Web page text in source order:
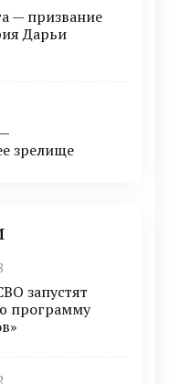
— призвание
Дарьи
зрелище
запустят
программу